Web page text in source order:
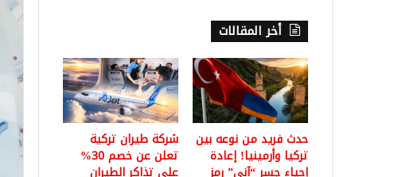
أخر المقالات
حدث فريد من نوعه بين
تركيا وأرمينيا! إعادة
إحياء جسر “آني” رمز
شركة طيران تركية
تعلن عن خصم 30%
على تذاكر الطيران